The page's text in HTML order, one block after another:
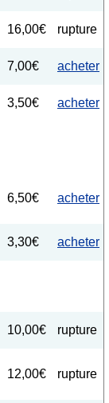
16,00€ rupture
7,00€ acheter
3,50€ acheter
6,50€ acheter
3,30€ acheter
10,00€ rupture
12,00€ rupture